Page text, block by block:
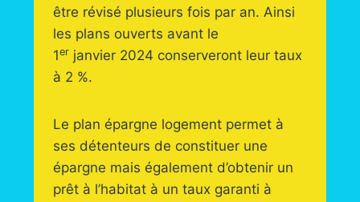
être révisé plusieurs fois par an. Ainsi
les plans ouverts avant le
1erjanvier 2024 conserveront leur taux
à 2 %.
Le plan épargne logement permet à
ses détenteurs de constituer une
épargne mais également d’obtenir un
prêt à l’habitat à un taux garanti à